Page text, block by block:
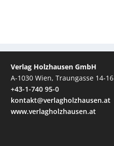
Verlag Holzhausen GmbH
A-1030 Wien, Traungasse 14-16
+43-1-740 95-0
kontakt@verlagholzhausen.at
www.verlagholzhausen.at